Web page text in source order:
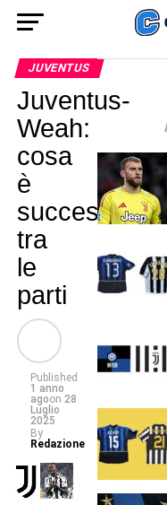
JUVENTUS
Juventus-
Weah:
cosa
è
successo
tra
le
parti
Published
1 anno
agoon 28
Luglio
2025
By
Redazione